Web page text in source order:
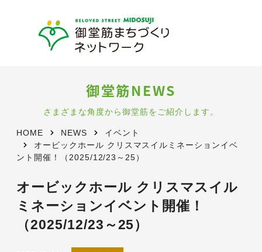
御堂筋NEWS
さまざまな角度から御堂筋をご紹介します。
HOME NEWS
イベント
オービックホール クリスマスイルミネーションイベ
ント開催！（2025/12/23～25）
オービックホール クリスマスイル
ミネーションイベント開催！
（2025/12/23～25）